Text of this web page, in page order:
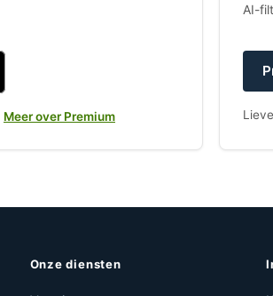
Meer over Premium
AI-
Onze diensten